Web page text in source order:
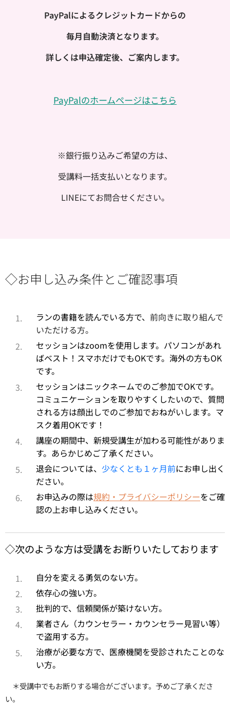
PayPalによるクレジットカードからの
毎月自動決済となります。
詳しくは申込確定後、ご案内します。
PayPalのホームページはこちら
※銀行振り込みご希望の方は、
受講料一括支払いとなります。
LINEにてお問合せください。
◇お申し込み条件とご確認事項
ランの書籍を読んでいる方で、 前向きに取り組んで
いただける方。
セッションはzoomを使用します。パソコンがあれ
ばベスト！スマホだけでもOKです。海外の方もOK
です。
セッションはニックネームでのご参加でOKです。
コミュニケーションを取りやすくしたいので、質問
される方は顔出しでのご参加でおねがいします。マ
スク着用OKです！
講座の期間中、新規受講生が加わる可能性がありま
す。あらかじめご了承ください。
退会については、 少なくとも１ヶ月前にお申し出く
ださい。
お申込みの際は規約・プライバシーポリシーをご確
認の上お申し込みください。
◇次のような方は受講をお断りいたしております
自分を変える勇気のない方。
依存心の強い方。
批判的で、信頼関係が築けない方。
業者さん（カウンセラー・カウンセラー見習い等）
で盗用する方。
治療が必要な方で、医療機関を受診されたことのな
い方。
＊受講中でもお断りする場合がございます。予めご了承くださ
い。